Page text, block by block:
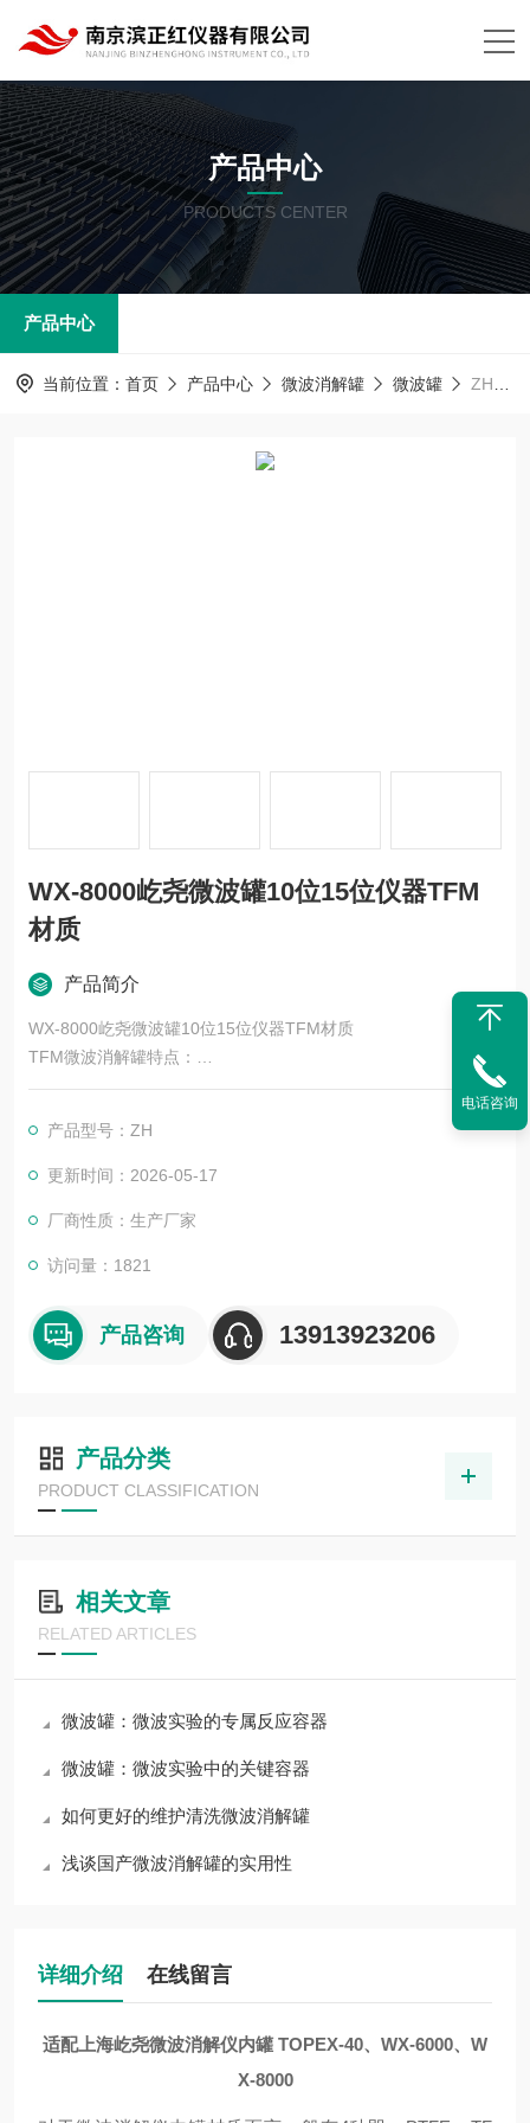
产品中心
PRODUCTS CENTER
产品中心
当前位置： 首页 产品中心 微波消解罐 微波罐 ZHWX-8000屹尧微波罐10位15位仪器TFM材质
WX-8000屹尧微波罐10位15位仪器TFM
材质
产品简介
WX-8000屹尧微波罐10位15位仪器TFM材质
TFM微波消解罐特点：
1. 内罐选用改性聚四氟乙烯（TFM）材质加工而成；
2. 精选材质，未添加回料，洁净的加工环境，优化了加工工艺，
确保很低的本底；
3. TFM耐高低温-200～+260℃，高温可耐300℃，具有空白值
产品型号：ZH
更新时间：2026-05-17
厂商性质：生产厂家
访问量：1821
产品咨询 13913923206
产品分类
PRODUCT CLASSIFICATION
相关文章
RELATED ARTICLES
微波罐：微波实验的专属反应容器
微波罐：微波实验中的关键容器
如何更好的维护清洗微波消解罐
浅谈国产微波消解罐的实用性
详细介绍 在线留言
适配上海屹尧微波消解仪内罐 TOPEX-40、WX-6000、W
X-8000
电话咨询